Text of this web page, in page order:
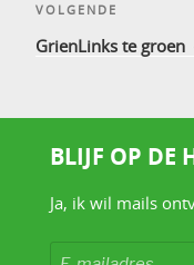
Volgend
bericht
VOLGENDE
GrienLinks te groen
BLIJF OP DE
Ja, ik wil mails